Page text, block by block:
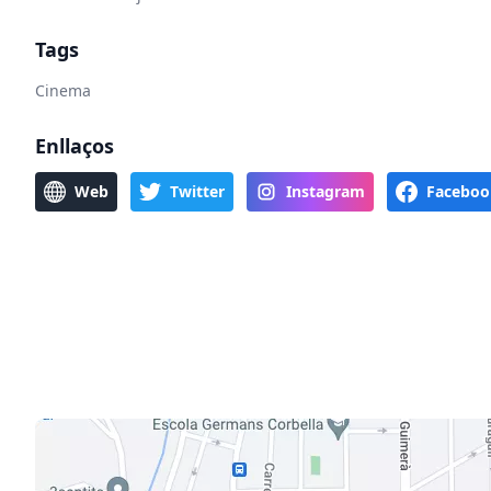
Tags
Cinema
Enllaços
Web Twitter Instagram